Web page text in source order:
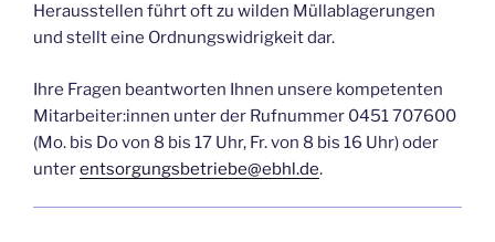
Herausstellen führt oft zu wilden Müllablagerungen
und stellt eine Ordnungswidrigkeit dar.
Ihre Fragen beantworten Ihnen unsere kompetenten
Mitarbeiter:innen unter der Rufnummer 0451 707600
(Mo. bis Do von 8 bis 17 Uhr, Fr. von 8 bis 16 Uhr) oder
unterentsorgungsbetriebe@ebhl.de.